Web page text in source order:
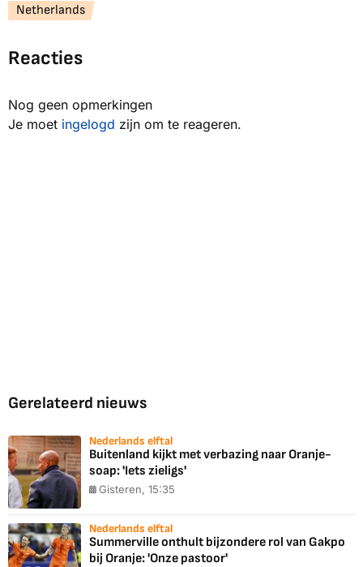
Netherlands
Reacties
Nog geen opmerkingen
Je moet ingelogd zijn om te reageren.
Gerelateerd nieuws
Nederlands elftal
Buitenland kijkt met verbazing naar Oranje-
soap: 'Iets zieligs'
Gisteren, 15:35
Nederlands elftal
Summerville onthult bijzondere rol van Gakpo
bij Oranje: 'Onze pastoor'